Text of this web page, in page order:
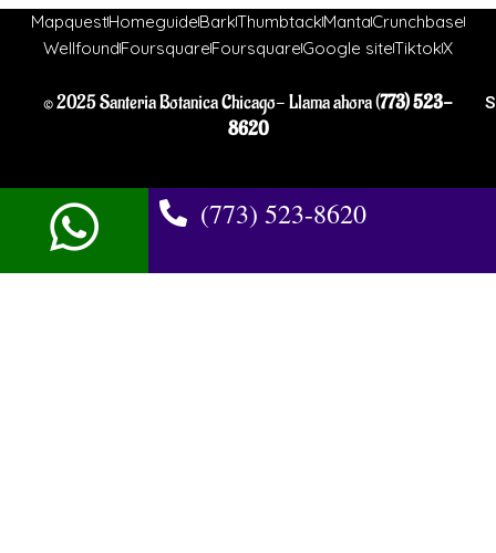
MapquestHomeguideBarkThumbtackMantaCrunchbase
WellfoundFoursquareFoursquareGoogle siteTiktokX
© 2025 Santeria Botanica Chicago- Llama ahora (773) 523-
8620
(773) 523-8620